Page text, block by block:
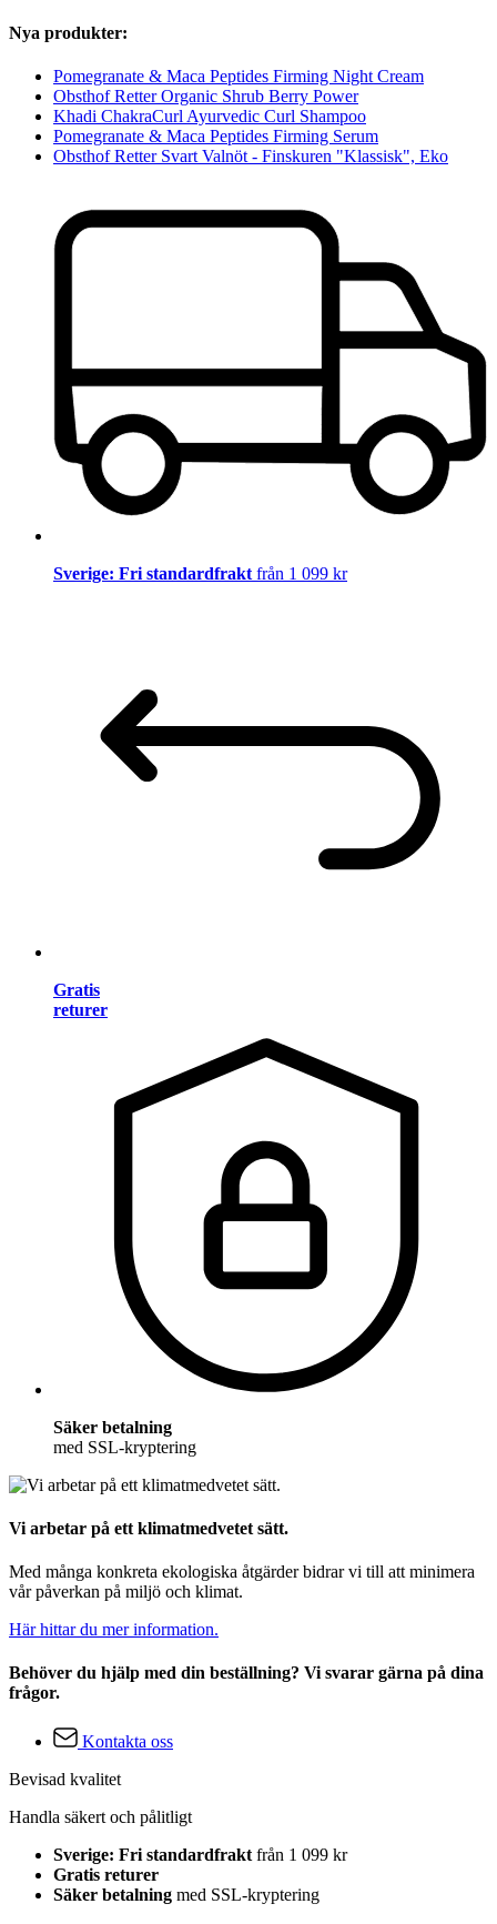
Nya produkter:
Pomegranate & Maca Peptides Firming Night Cream
Obsthof Retter Organic Shrub Berry Power
Khadi ChakraCurl Ayurvedic Curl Shampoo
Pomegranate & Maca Peptides Firming Serum
Obsthof Retter Svart Valnöt - Finskuren "Klassisk", Eko
Sverige: Fri standardfrakt från 1 099 kr
Gratis
returer
Säker betalning
med SSL-kryptering
Vi arbetar på ett klimatmedvetet sätt.
Med många konkreta ekologiska åtgärder bidrar vi till att minimera
vår påverkan på miljö och klimat.
Här hittar du mer information.
Behöver du hjälp med din beställning? Vi svarar gärna på dina
frågor.
Kontakta oss
Bevisad kvalitet
Handla säkert och pålitligt
Sverige: Fri standardfrakt från 1 099 kr
Gratis returer
Säker betalning med SSL-kryptering